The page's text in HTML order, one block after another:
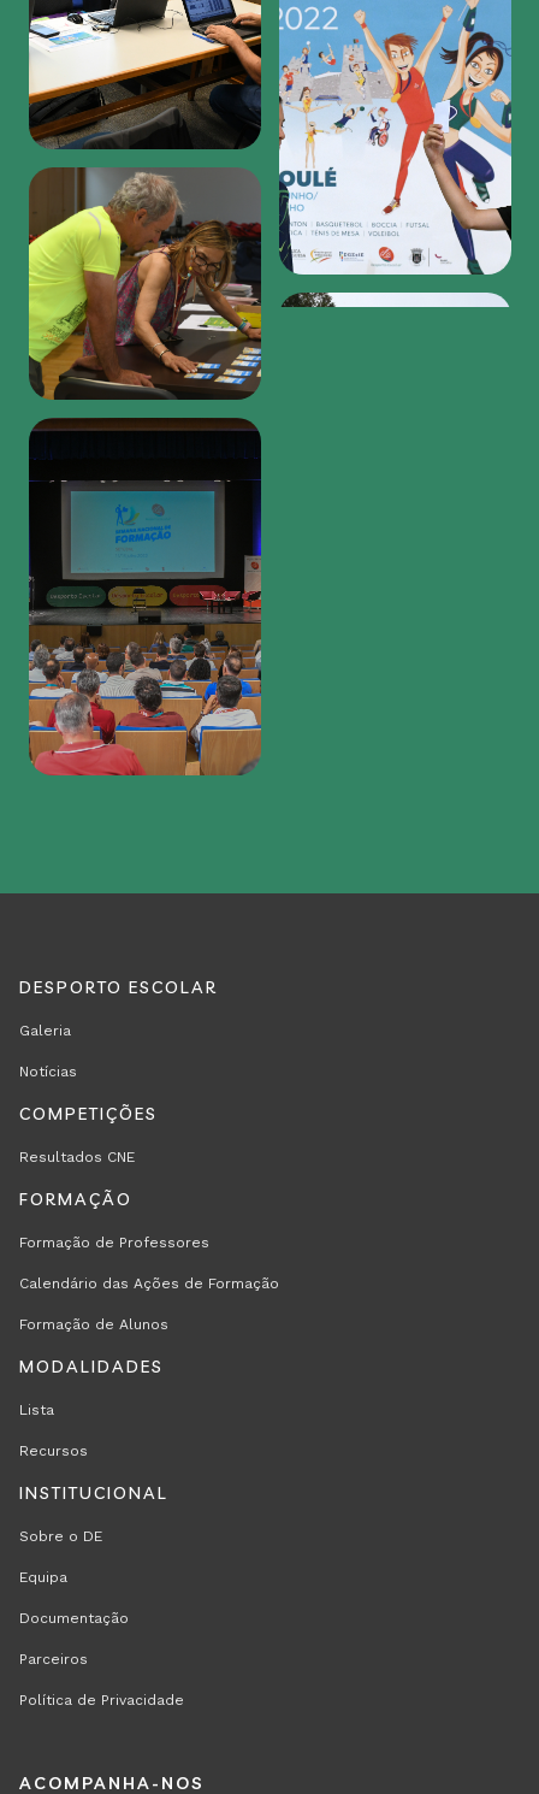
REGION
FOOTER
RODAPÉ
DESPORTO ESCOLAR
Galeria
Notícias
COMPETIÇÕES
Resultados CNE
FORMAÇÃO
Formação de Professores
Calendário das Ações de Formação
Formação de Alunos
MODALIDADES
Lista
Recursos
INSTITUCIONAL
Sobre o DE
Equipa
Documentação
Parceiros
Política de Privacidade
REGION
ACOMPANHA-NOS